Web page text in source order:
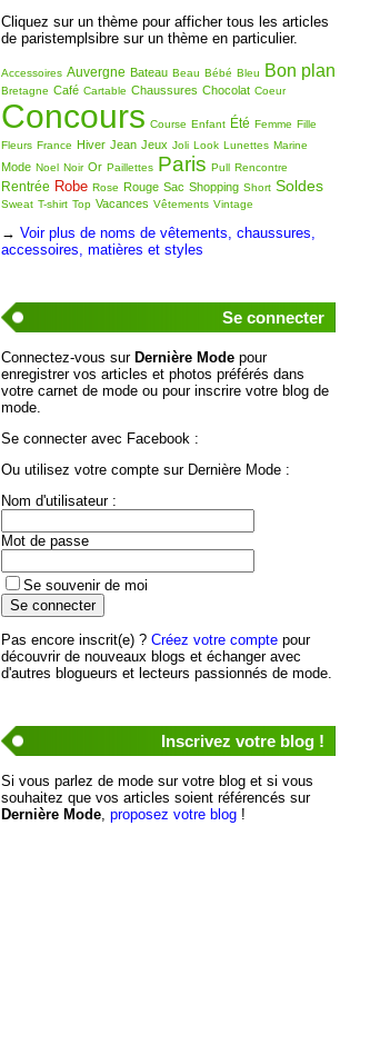
Cliquez sur un thème pour afficher tous les articles
de paristemplsibre sur un thème en particulier.
Accessoires Auvergne Bateau Beau Bébé Bleu Bon plan
Bretagne Café Cartable Chaussures Chocolat Coeur
Concours Course Enfant Été Femme Fille
Fleurs France Hiver Jean Jeux Joli Look Lunettes Marine
Mode Noel Noir Or Paillettes Paris Pull Rencontre
Rentrée Robe Rose Rouge Sac Shopping Short Soldes
Sweat T-shirt Top Vacances Vêtements Vintage
→ Voir plus de noms de vêtements, chaussures,
accessoires, matières et styles
Se connecter
Connectez-vous sur Dernière Modepour
enregistrer vos articles et photos préférés dans
votre carnet de mode ou pour inscrire votre blog de
mode.
Se connecter avec Facebook :
Ou utilisez votre compte sur Dernière Mode :
Nom d'utilisateur :
Mot de passe
Se souvenir de moi
Pas encore inscrit(e) ? Créez votre comptepour
découvrir de nouveaux blogs et échanger avec
d'autres blogueurs et lecteurs passionnés de mode.
Inscrivez votre blog !
Si vous parlez de mode sur votre blog et si vous
souhaitez que vos articles soient référencés sur
Dernière Mode, proposez votre blog!